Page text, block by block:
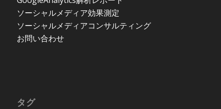
ソーシャルメディア効果測定
ソーシャルメディアコンサルティング
お問い合わせ
タグ